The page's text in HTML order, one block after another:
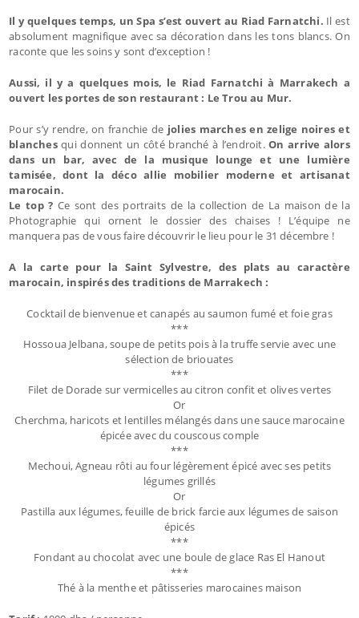
Il y quelques temps, un Spa s’est ouvert au Riad Farnatchi. Il est
absolument magnifique avec sa décoration dans les tons blancs. On
raconte que les soins y sont d’exception !
Aussi, il y a quelques mois, le Riad Farnatchi à Marrakech a
ouvert les portes de son restaurant : Le Trou au Mur.
Pour s’y rendre, on franchie de jolies marches en zelige noires et
blanchesqui donnent un côté branché à l’endroit.On arrive alors
dans un bar, avec de la musique lounge et une lumière
tamisée, dont la déco allie mobilier moderne et artisanat
marocain.
Le top ? Ce sont des portraits de la collection de La maison de la
Photographie qui ornent le dossier des chaises ! L’équipe ne
manquera pas de vous faire découvrir le lieu pour le 31 décembre !
A la carte pour la Saint Sylvestre, des plats au caractère
marocain, inspirés des traditions de Marrakech :
Cocktail de bienvenue et canapés au saumon fumé et foie gras
***
Hossoua Jelbana, soupe de petits pois à la truffe servie avec une
sélection de briouates
***
Filet de Dorade sur vermicelles au citron confit et olives vertes
Or
Cherchma, haricots et lentilles mélangés dans une sauce marocaine
épicée avec du couscous comple
***
Mechoui, Agneau rôti au four légèrement épicé avec ses petits
légumes grillés
Or
Pastilla aux légumes, feuille de brick farcie aux légumes de saison
épicés
***
Fondant au chocolat avec une boule de glace Ras El Hanout
***
Thé à la menthe et pâtisseries marocaines maison